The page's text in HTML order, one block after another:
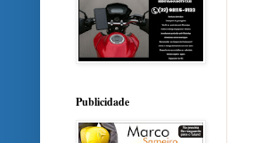
Publicidade